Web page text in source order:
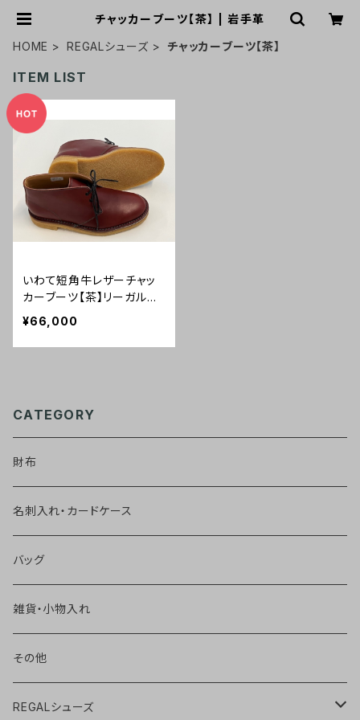
チャッカーブーツ【茶】 | 岩手革
HOME
REGALシューズ チャッカーブーツ【茶】
ITEM LIST
いわて短角牛レザーチャッ
カーブーツ【茶】リーガルコ
ーポレーション製
¥66,000
CATEGORY
財布
名刺入れ・カードケース
バッグ
雑貨・小物入れ
その他
REGALシューズ